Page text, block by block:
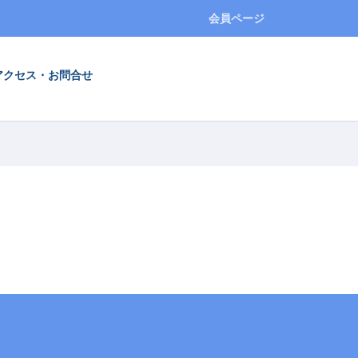
会員ページ
クセス・お問合せ